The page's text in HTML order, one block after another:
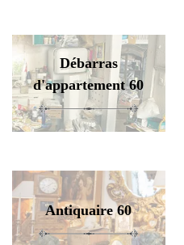
Débarras
d'appartement 60
Antiquaire 60